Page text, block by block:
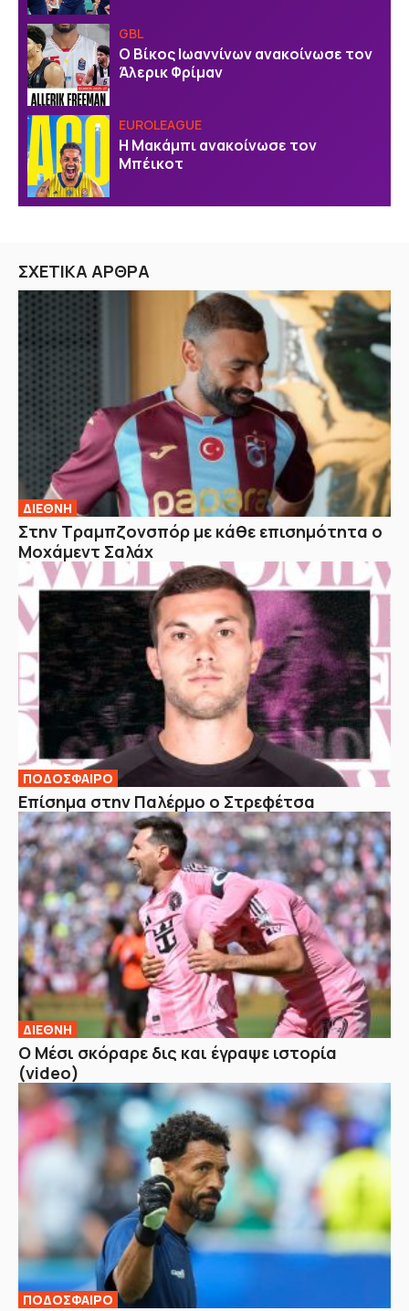
GBL
Ο Βίκος Ιωαννίνων ανακοίνωσε τον
Άλερικ Φρίμαν
EUROLEAGUE
Η Μακάμπι ανακοίνωσε τον
Μπέικοτ
ΣΧΕΤΙΚΑ ΑΡΘΡΑ
ΔΙΕΘΝΗ
Στην Τραμπζονσπόρ με κάθε επισημότητα ο
Μοχάμεντ Σαλάχ
ΠΟΔΟΣΦΑΙΡΟ
Επίσημα στην Παλέρμο ο Στρεφέτσα
ΔΙΕΘΝΗ
Ο Μέσι σκόραρε δις και έγραψε ιστορία
(video)
ΠΟΔΟΣΦΑΙΡΟ